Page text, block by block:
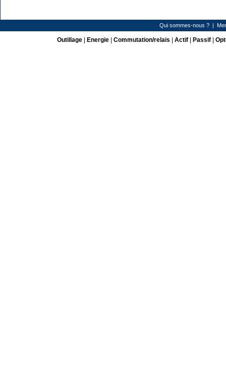
Qui sommes-nous ?|
Outillage| Energie| Commutation/relais Actif| Passif|